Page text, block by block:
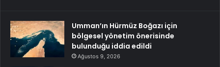
Umman’ın Hürmüz Boğazı için
bölgesel yönetim önerisinde
bulunduğu iddia edildi
Ağustos 9, 2026